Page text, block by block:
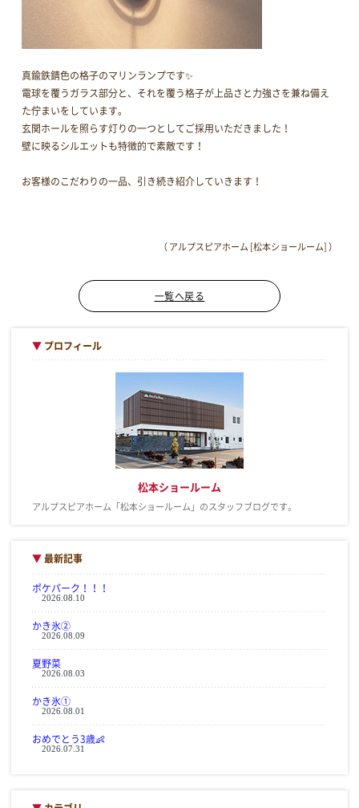
真鍮鉄錆色の格子のマリンランプです✨
電球を覆うガラス部分と、それを覆う格子が上品さと力強さを兼ね備え
た佇まいをしています。
玄関ホールを照らす灯りの一つとしてご採用いただきました！
壁に映るシルエットも特徴的で素敵です！
お客様のこだわりの一品、引き続き紹介していきます！
（ アルプスピアホーム [松本ショールーム] ）
一覧へ戻る
▼ プロフィール
松本ショールーム
アルプスピアホーム「松本ショールーム」のスタッフブログです。
▼最新記事
ポケパーク！！！
2026.08.10
かき氷②
2026.08.09
夏野菜
2026.08.03
かき氷①
2026.08.01
おめでとう3歳👶
2026.07.31